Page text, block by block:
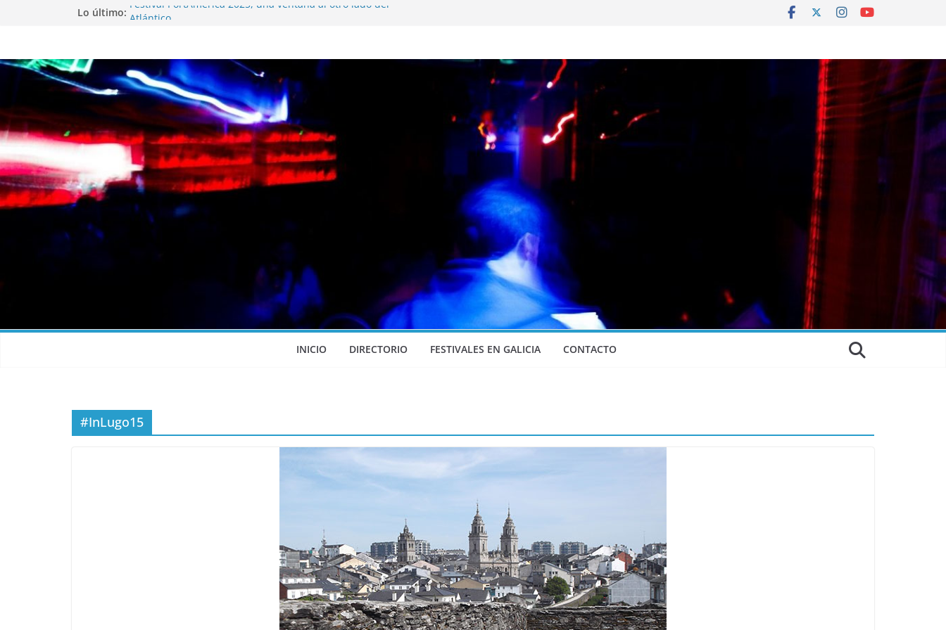
Lo último: Festival PortAmérica 2025, una ventana al otro lado del
Entrevista a MICHEL de Solofolar, EME-SX, Sofar Sounds A
Coruña…
Entrevista a RUMIA
Entrevista a mariagrep
INICIO DIRECTORIO FESTIVALES EN GALICIA CONTACTO
#InLugo15